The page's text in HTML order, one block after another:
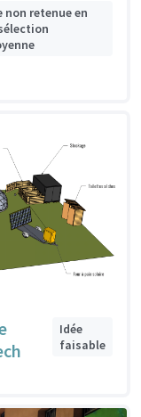
non retenue en
Idée
faisable